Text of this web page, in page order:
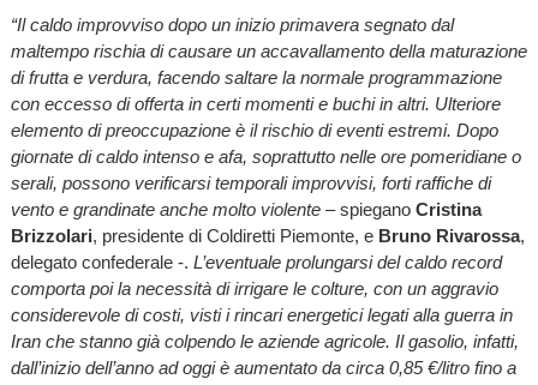
“Il caldo improvviso dopo un inizio primavera segnato dal
maltempo rischia di causare un accavallamento della maturazione
di frutta e verdura, facendo saltare la normale programmazione
con eccesso di offerta in certi momenti e buchi in altri. Ulteriore
elemento di preoccupazione è il rischio di eventi estremi. Dopo
giornate di caldo intenso e afa, soprattutto nelle ore pomeridiane o
serali, possono verificarsi temporali improvvisi, forti raffiche di
vento e grandinate anche molto violente– spiegano Cristina
Brizzolari, presidente di Coldiretti Piemonte, e Bruno Rivarossa,
delegato confederale -. L’eventuale prolungarsi del caldo record
comporta poi la necessità di irrigare le colture, con un aggravio
considerevole di costi, visti i rincari energetici legati alla guerra in
Iran che stanno già colpendo le aziende agricole. Il gasolio, infatti,
dall’inizio dell’anno ad oggi è aumentato da circa 0,85 €/litro fino a